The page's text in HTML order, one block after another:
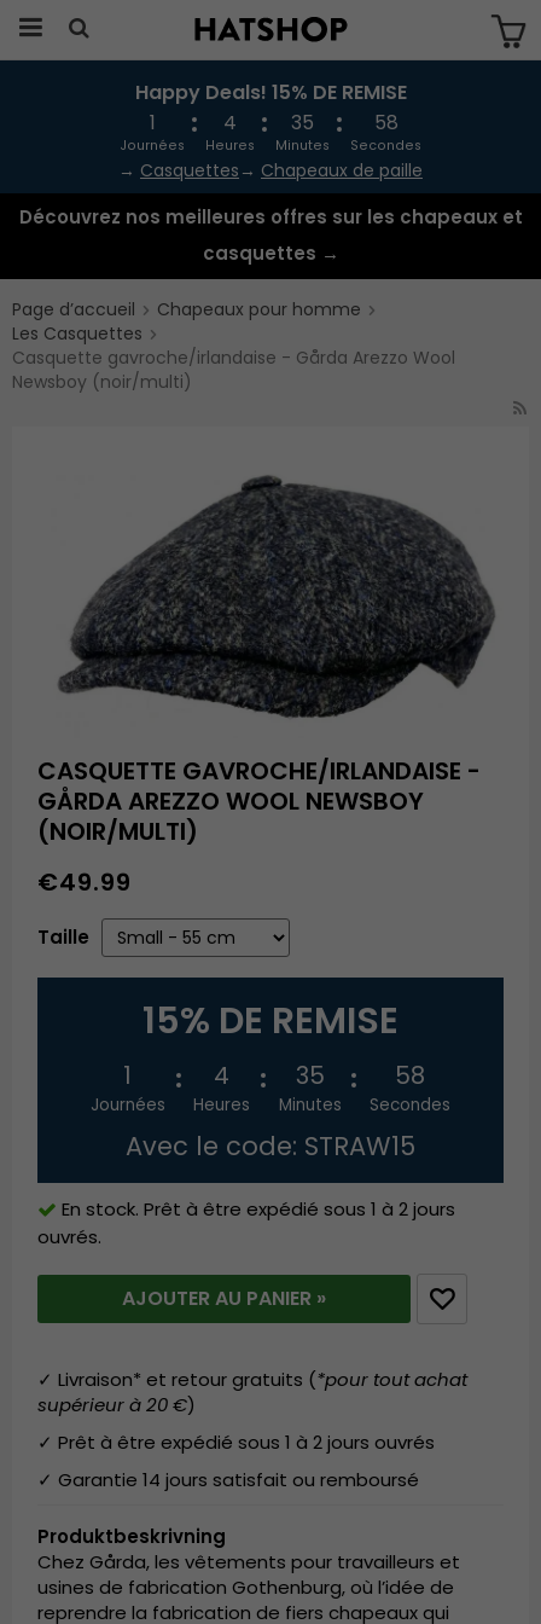
Produkten har blivit tillagd i varukorgen
Happy Deals! 15% DE REMISE
1
Journées
4
Heures
35
Minutes
57
Secondes
→ Casquettes → Chapeaux de paille
Découvrez nos meilleures offres sur les chapeaux et
casquettes →
Page d’accueil
Chapeaux pour homme
Les Casquettes
Casquette gavroche/irlandaise - Gårda Arezzo Wool
Newsboy (noir/multi)
CASQUETTE GAVROCHE/IRLANDAISE -
GÅRDA AREZZO WOOL NEWSBOY
(NOIR/MULTI)
€49.99
Taille
15% DE REMISE
1
Journées
4
Heures
35
Minutes
57
Secondes
Avec le code: STRAW15
En stock. Prêt à être expédié sous 1 à 2 jours
ouvrés.
AJOUTER AU PANIER »
✓ Livraison* et retour gratuits (*pour tout achat
supérieur à 20 €)
✓ Prêt à être expédié sous 1 à 2 jours ouvrés
✓ Garantie 14 jours satisfait ou remboursé
Produktbeskrivning
Chez Gårda, les vêtements pour travailleurs et
usines de fabrication Gothenburg, où l’idée de
reprendre la fabrication de fiers chapeaux qui